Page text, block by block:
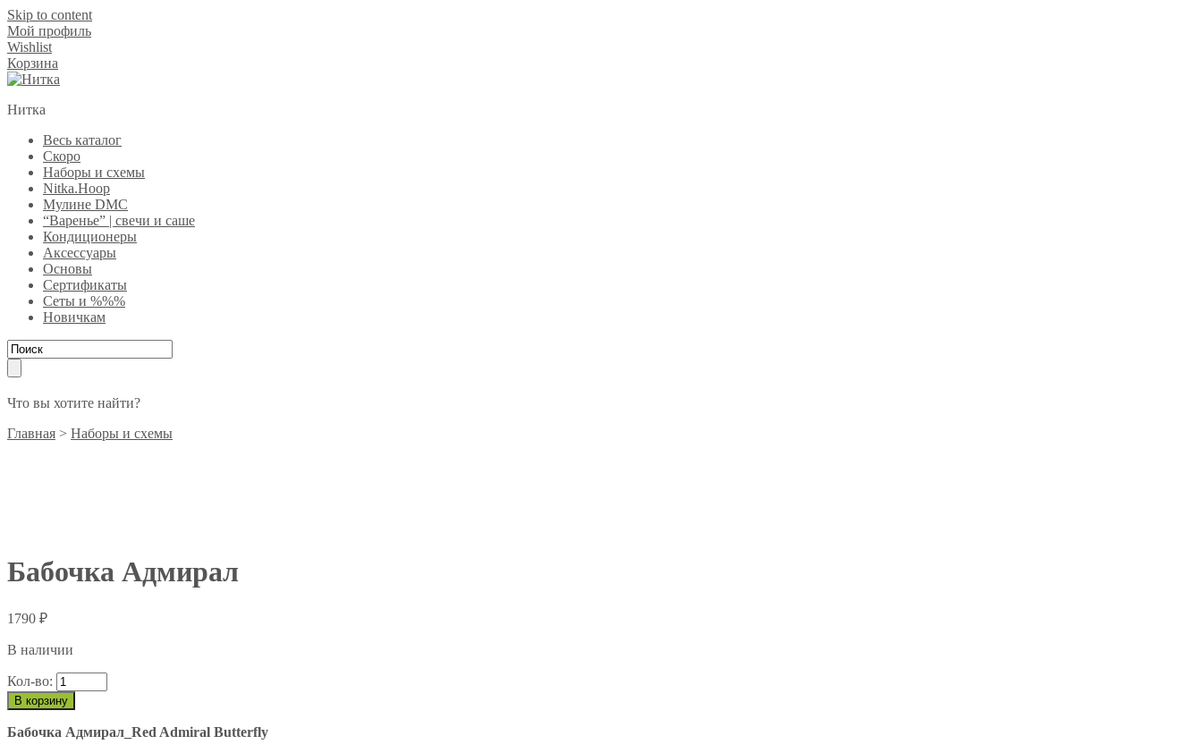
Skip to content
Мой профиль
Wishlist
Корзина
Нитка
Весь каталог
Скоро
Наборы и схемы
Nitka.Hoop
Мулине DMC
“Варенье” | свечи и саше
Кондиционеры
Аксессуары
Основы
Сертификаты
Сеты и %%%
Новичкам
Что вы хотите найти?
Главная > Наборы и схемы
Бабочка Адмирал
1790 ₽
В наличии
Кол-во:
В корзину
Бабочка Адмирал_Red Admiral Butterfly